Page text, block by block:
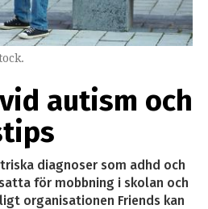
autism och
diagnoser som adhd och
för mobbning i skolan och
organisationen Friends kan